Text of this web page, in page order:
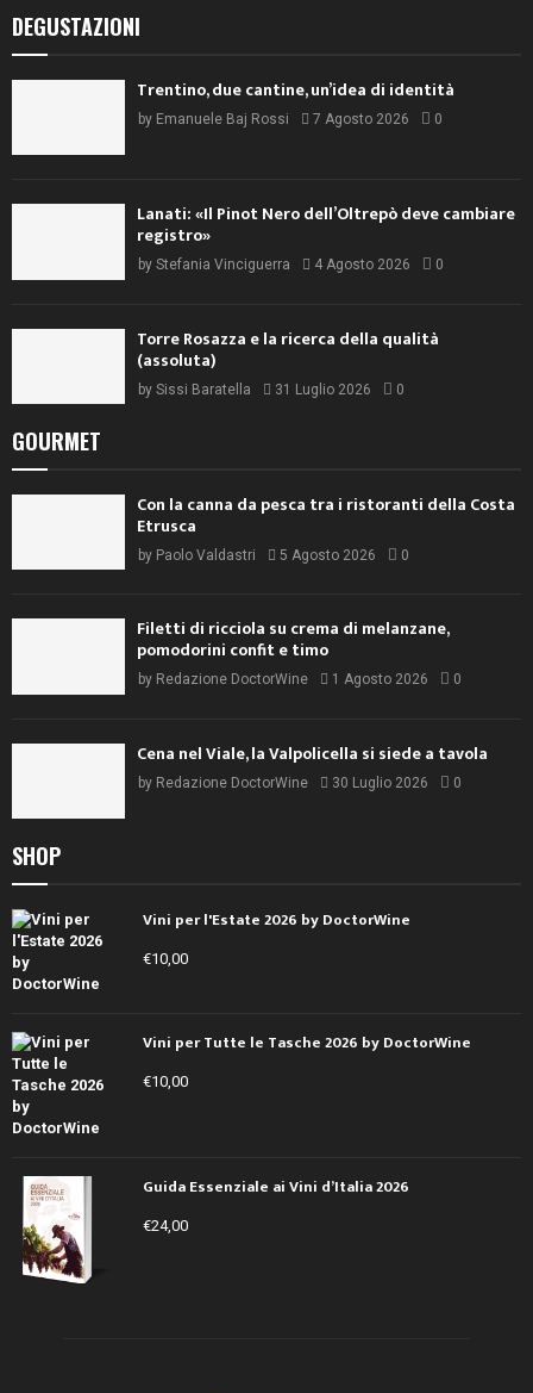
DEGUSTAZIONI
Trentino, due cantine, un’idea di identità
by Emanuele Baj Rossi 7 Agosto 2026 0
Lanati: «Il Pinot Nero dell’Oltrepò deve cambiare
registro»
by Stefania Vinciguerra 4 Agosto 2026 0
Torre Rosazza e la ricerca della qualità
(assoluta)
by Sissi Baratella 31 Luglio 2026 0
GOURMET
Con la canna da pesca tra i ristoranti della Costa
Etrusca
by Paolo Valdastri 5 Agosto 2026 0
Filetti di ricciola su crema di melanzane,
pomodorini confit e timo
by Redazione DoctorWine 1 Agosto 2026 0
Cena nel Viale, la Valpolicella si siede a tavola
by Redazione DoctorWine 30 Luglio 2026 0
SHOP
Vini per l'Estate 2026 by DoctorWine
€10,00
Vini per Tutte le Tasche 2026 by DoctorWine
€10,00
Guida Essenziale ai Vini d’Italia 2026
€24,00